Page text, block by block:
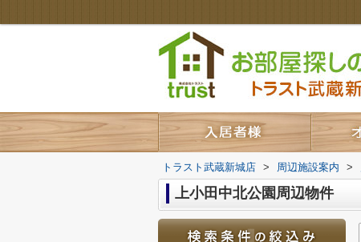
トラスト武蔵新城店 > 周辺施設案内 >
上小田中北公園周辺物件